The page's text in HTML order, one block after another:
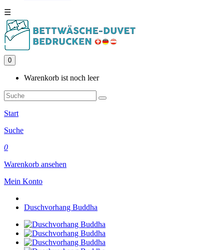
☰
0
Warenkorb ist noch leer
Start
Suche
0
Warenkorb ansehen
Mein Konto
Duschvorhang Buddha